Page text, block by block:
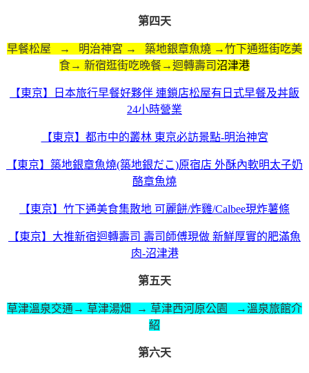
第四天
早餐松屋 → 明治神宮 → 築地銀章魚燒 →竹下通逛街吃美
食→ 新宿逛街吃晚餐→迴轉壽司沼津港
【東京】日本旅行早餐好夥伴 連鎖店松屋有日式早餐及丼飯
24小時營業
【東京】都市中的叢林 東京必訪景點-明治神宮
【東京】築地銀章魚燒(築地銀だこ)原宿店 外酥內軟明太子奶
酪章魚燒
【東京】竹下通美食集散地 可麗餅/炸雞/Calbee現炸薯條
【東京】大推新宿迴轉壽司 壽司師傅現做 新鮮厚實的肥滿魚
肉-沼津港
第五天
草津溫泉交通→ 草津湯畑 → 草津西河原公園 →溫泉旅館介
紹
第六天